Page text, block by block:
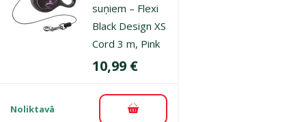
suņiem – Flexi
Black Design XS
Cord 3 m, Pink
Cena
10,99 €
Noliktavā Pievienot grozam